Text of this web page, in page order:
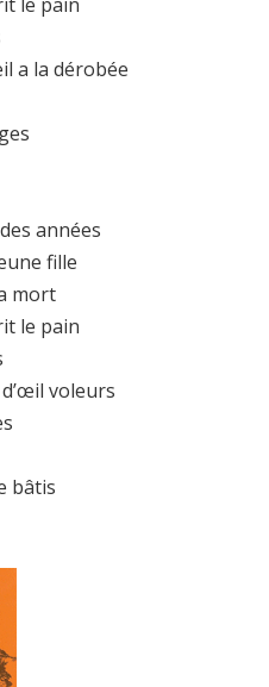
a la dérobée
années
fille
mort
le pain
voleurs
bâtis